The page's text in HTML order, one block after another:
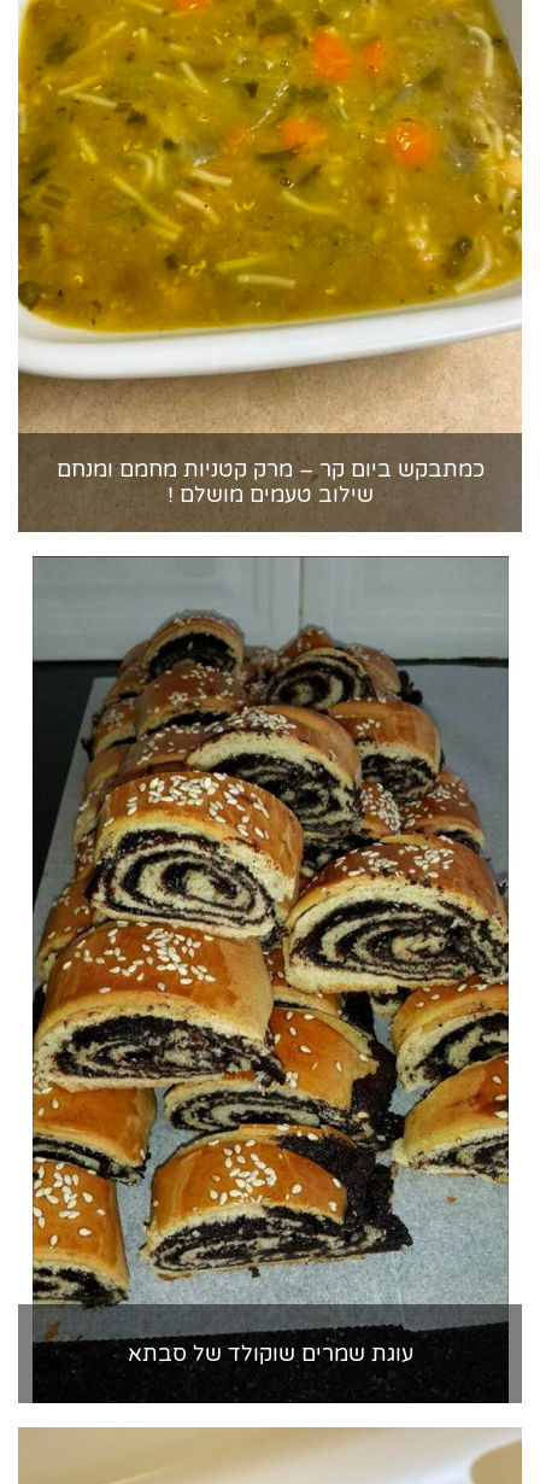
כמתבקש ביום קר – מרק קטניות מחמם ומנחם
שילוב טעמים מושלם !
עוגת שמרים שוקולד של סבתא